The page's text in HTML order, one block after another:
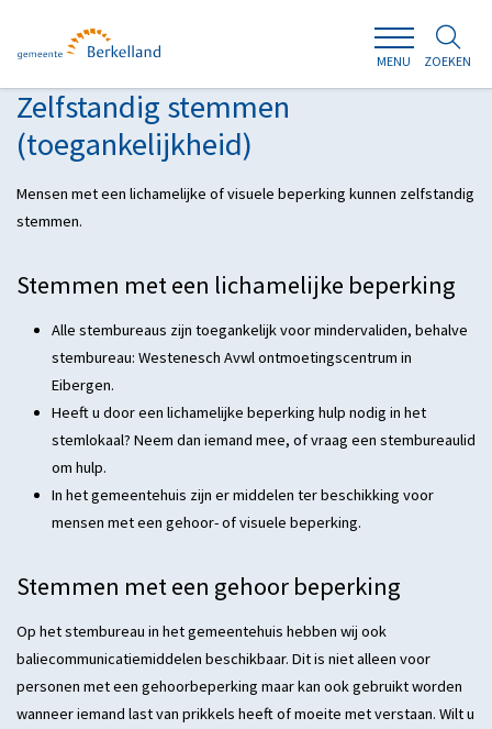
MENU ZOEKEN
Zelfstandig stemmen
(toegankelijkheid)
Mensen met een lichamelijke of visuele beperking kunnen zelfstandig
stemmen.
Stemmen met een lichamelijke beperking
Alle stembureaus zijn toegankelijk voor mindervaliden, behalve
stembureau: Westenesch Avwl ontmoetingscentrum in
Eibergen.
Heeft u door een lichamelijke beperking hulp nodig in het
stemlokaal? Neem dan iemand mee, of vraag een stembureaulid
om hulp.
In het gemeentehuis zijn er middelen ter beschikking voor
mensen met een gehoor- of visuele beperking.
Stemmen met een gehoor beperking
Op het stembureau in het gemeentehuis hebben wij ook
baliecommunicatiemiddelen beschikbaar. Dit is niet alleen voor
personen met een gehoorbeperking maar kan ook gebruikt worden
wanneer iemand last van prikkels heeft of moeite met verstaan. Wilt u